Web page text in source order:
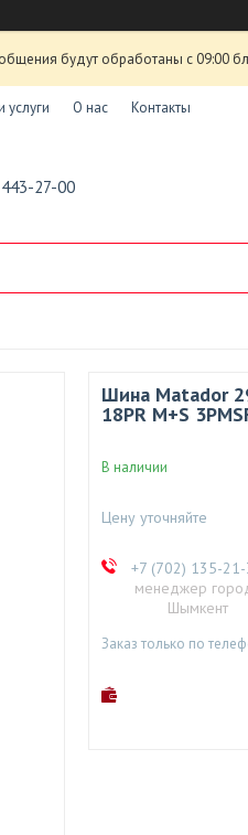
будут обработаны с 09:00
услуги О нас Контакты
27-00
Шина Matador
18PR M+S
В наличии
Цену уточняйте
+7 (702) 135-21-
менеджер
Шымкент
Заказ только по